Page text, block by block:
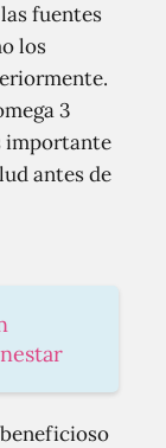
fuentes
los
3
importante
antes de